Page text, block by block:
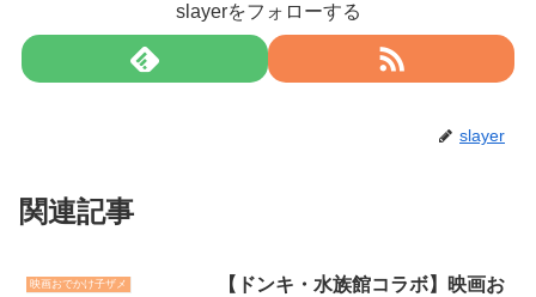
slayerをフォローする
slayer
関連記事
映画おでかけ子ザメ
【ドンキ・水族館コラボ】映画お